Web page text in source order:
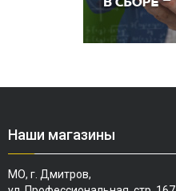
Наши магазины
МО, г. Дмитров,